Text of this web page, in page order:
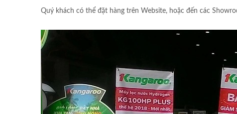
Quý khách có thể đặt hàng trên Website, hoặc đến các